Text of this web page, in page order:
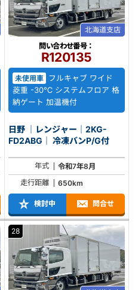
北海道支店
問い合わせ番号：
R120135
未使用車 フルキャブ ワイド
菱重 -30℃ システムフロア 格
納ゲート 加温機付
日野 ｜レンジャー｜2KG-
FD2ABG｜ 冷凍バンP/G付
年式
令和7年8月
走行距離
650km
検討中 問合せ
28